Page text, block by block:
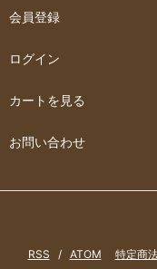
会員登録
ログイン
カートを見る
お問い合わせ
RSS / ATOM 特定商